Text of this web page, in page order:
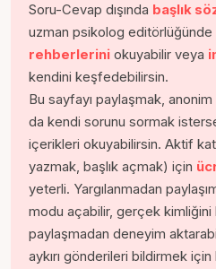
Soru-Cevap dışında başlık
uzman psikolog editörlüğünde
rehberlerini okuyabilir veya
kendini keşfedebilirsin.
Bu sayfayı paylaşmak,
da kendi sorunu sormak
içerikleri okuyabilirsin. Aktif
yazmak, başlık açmak) için
yeterli. Yargılanmadan
modu açabilir, gerçek
paylaşmadan deneyim
aykırı gönderileri bildirmek